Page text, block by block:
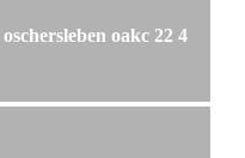
oschersleben oakc 22 4